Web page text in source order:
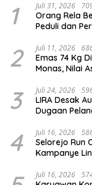
1 Juli 31, 2026
Orang Rela
Peduli dan
2 Juli 11, 2026
Emas 74 Kg
Monas, Nilai
3 Juli 24, 2026
LIRA Desak
Dugaan
4 Juli 16, 2026
Selorejo Run
Kampanye
Juli 16, 2026